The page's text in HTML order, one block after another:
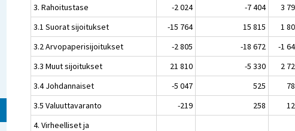
3. Rahoitustase
-2 024 -7 404 3
3.1 Suorat sijoitukset
-15 764 15 815 1
3.2 Arvopaperisijoitukset
-2 805 -18 672 -1
3.3 Muut sijoitukset
21 810 -5 330 2
3.4 Johdannaiset
-5 047 525
3.5 Valuuttavaranto
-219 258
4. Virheelliset ja